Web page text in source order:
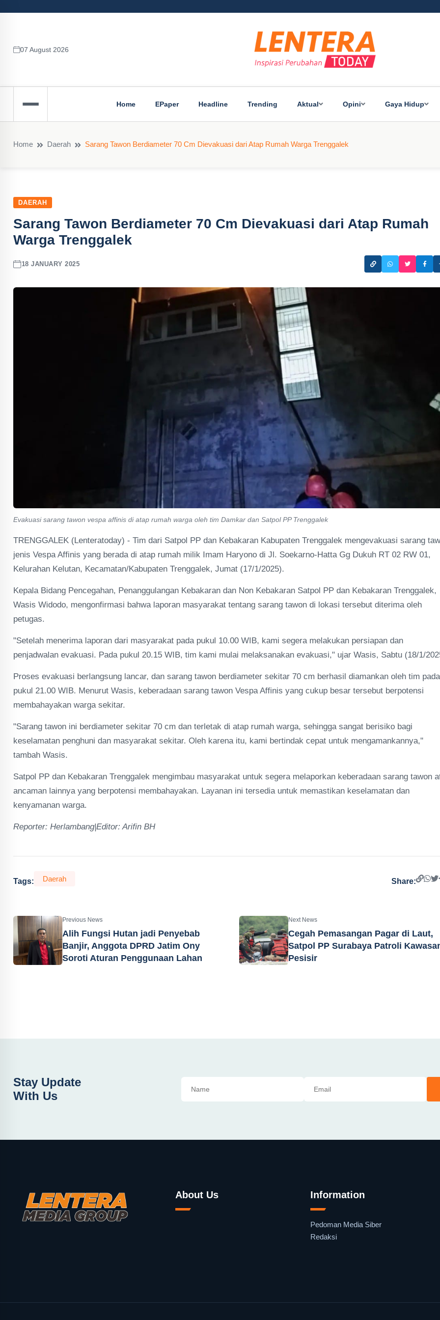
07 August 2026
Home EPaper Headline Trending Aktual Opini Gaya Hidup
Home Daerah Sarang Tawon Berdiameter 70 Cm Dievakuasi dari Atap Rumah Warga Trenggalek
DAERAH
Sarang Tawon Berdiameter 70 Cm Dievakuasi dari Atap Rumah
Warga Trenggalek
18 JANUARY 2025
Evakuasi sarang tawon vespa affinis di atap rumah warga oleh tim Damkar dan Satpol PP Trenggalek
TRENGGALEK (Lenteratoday) - Tim dari Satpol PP dan Kebakaran Kabupaten Trenggalek mengevakuasi sarang
jenis Vespa Affinis yang berada di atap rumah milik Imam Haryono di Jl. Soekarno-Hatta Gg Dukuh RT 02 RW 01,
Kelurahan Kelutan, Kecamatan/Kabupaten Trenggalek, Jumat (17/1/2025).
Kepala Bidang Pencegahan, Penanggulangan Kebakaran dan Non Kebakaran Satpol PP dan Kebakaran Trenggalek,
Wasis Widodo, mengonfirmasi bahwa laporan masyarakat tentang sarang tawon di lokasi tersebut diterima oleh
petugas.
"Setelah menerima laporan dari masyarakat pada pukul 10.00 WIB, kami segera melakukan persiapan dan
penjadwalan evakuasi. Pada pukul 20.15 WIB, tim kami mulai melaksanakan evakuasi," ujar Wasis, Sabtu (18/1/
Proses evakuasi berlangsung lancar, dan sarang tawon berdiameter sekitar 70 cm berhasil diamankan oleh tim pada
pukul 21.00 WIB. Menurut Wasis, keberadaan sarang tawon Vespa Affinis yang cukup besar tersebut berpotensi
membahayakan warga sekitar.
"Sarang tawon ini berdiameter sekitar 70 cm dan terletak di atap rumah warga, sehingga sangat berisiko bagi
keselamatan penghuni dan masyarakat sekitar. Oleh karena itu, kami bertindak cepat untuk mengamankannya,"
tambah Wasis.
Satpol PP dan Kebakaran Trenggalek mengimbau masyarakat untuk segera melaporkan keberadaan sarang tawon
ancaman lainnya yang berpotensi membahayakan. Layanan ini tersedia untuk memastikan keselamatan dan
kenyamanan warga.
Reporter: Herlambang|Editor: Arifin BH
Tags: Daerah Share:
Previous News
Alih Fungsi Hutan jadi Penyebab
Banjir, Anggota DPRD Jatim Ony
Soroti Aturan Penggunaan Lahan
Next News
Cegah Pemasangan Pagar di Laut,
Satpol PP Surabaya Patroli
Pesisir
Stay Update
With Us
About Us Information
Pedoman Media Siber
Redaksi